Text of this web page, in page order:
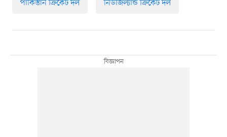
পাকিস্তান ক্রিকেট দল নিউজিল্যান্ড ক্রিকেট দল